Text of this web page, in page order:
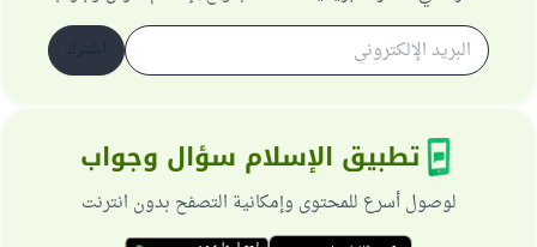
تطبيق الإسلام سؤال وجواب
لوصول أسرع للمحتوى وإمكانية التصفح بدون انترنت